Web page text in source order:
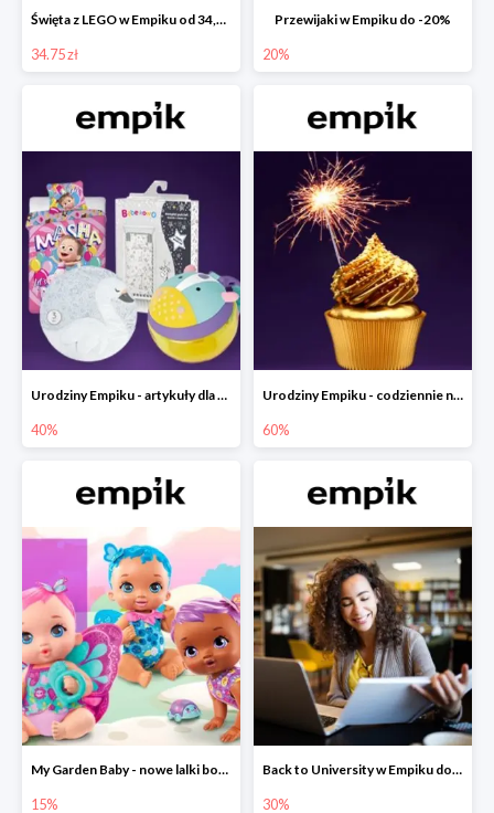
Święta z LEGO w Empiku od 34,75 zł
34.75 zł
Przewijaki w Empiku do -20%
20%
Urodziny Empiku - artykuły dla mamy i dziecka do -40%
40%
Urodziny Empiku - codziennie nowe okazje nawet do -60%
60%
My Garden Baby - nowe lalki bobaski w Empiku do -15%
15%
Back to University w Empiku do -30%
30%